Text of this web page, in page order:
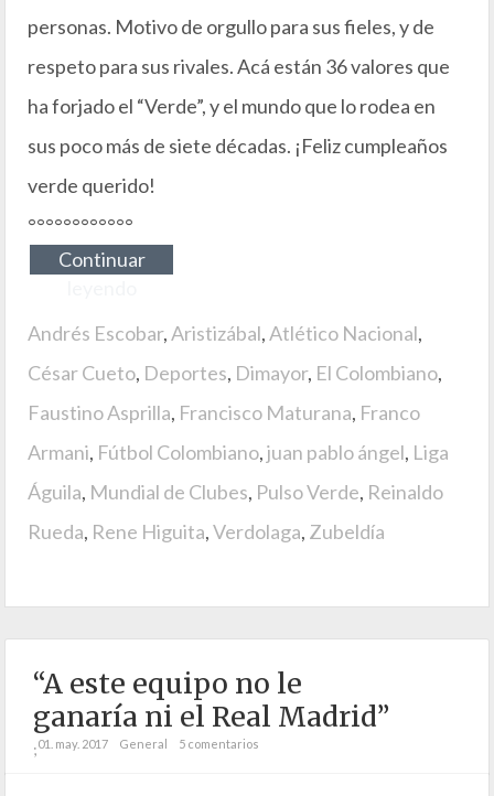
personas. Motivo de orgullo para sus fieles, y de
respeto para sus rivales. Acá están 36 valores que
ha forjado el “Verde”, y el mundo que lo rodea en
sus poco más de siete décadas. ¡Feliz cumpleaños
verde querido!
°°°°°°°°°°°°
Continuar
Andrés Escobar,Aristizábal,Atlético Nacional,
César Cueto, Deportes, Dimayor, El Colombiano,
Faustino Asprilla, Francisco Maturana, Franco
Armani, Fútbol Colombiano,juan pablo ángel, Liga
Águila, Mundial de Clubes, Pulso Verde, Reinaldo
Rueda, Rene Higuita,Verdolaga, Zubeldía
“A este equipo no le
ganaría ni el Real Madrid”
;01. may. 2017 General 5 comentarios